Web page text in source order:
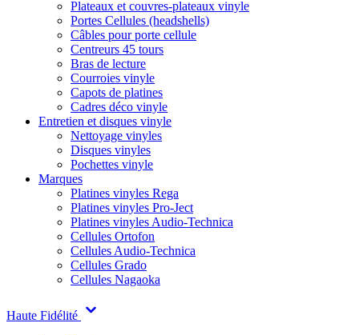
Plateaux et couvres-plateaux vinyle
Portes Cellules (headshells)
Câbles pour porte cellule
Centreurs 45 tours
Bras de lecture
Courroies vinyle
Capots de platines
Cadres déco vinyle
Entretien et disques vinyle
Nettoyage vinyles
Disques vinyles
Pochettes vinyle
Marques
Platines vinyles Rega
Platines vinyles Pro-Ject
Platines vinyles Audio-Technica
Cellules Ortofon
Cellules Audio-Technica
Cellules Grado
Cellules Nagaoka
Haute Fidélité